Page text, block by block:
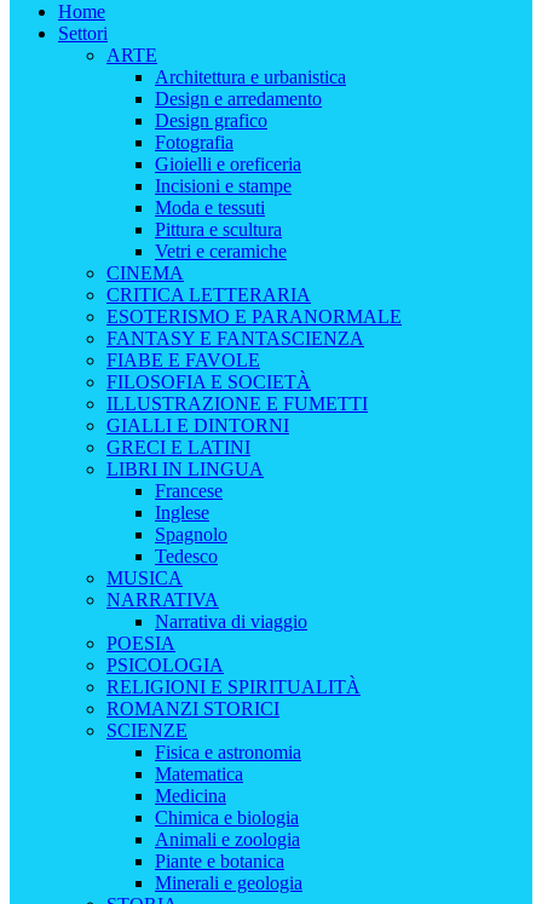
Home
Settori
ARTE
Architettura e urbanistica
Design e arredamento
Design grafico
Fotografia
Gioielli e oreficeria
Incisioni e stampe
Moda e tessuti
Pittura e scultura
Vetri e ceramiche
CINEMA
CRITICA LETTERARIA
ESOTERISMO E PARANORMALE
FANTASY E FANTASCIENZA
FIABE E FAVOLE
FILOSOFIA E SOCIETÀ
ILLUSTRAZIONE E FUMETTI
GIALLI E DINTORNI
GRECI E LATINI
LIBRI IN LINGUA
Francese
Inglese
Spagnolo
Tedesco
MUSICA
NARRATIVA
Narrativa di viaggio
POESIA
PSICOLOGIA
RELIGIONI E SPIRITUALITÀ
ROMANZI STORICI
SCIENZE
Fisica e astronomia
Matematica
Medicina
Chimica e biologia
Animali e zoologia
Piante e botanica
Minerali e geologia